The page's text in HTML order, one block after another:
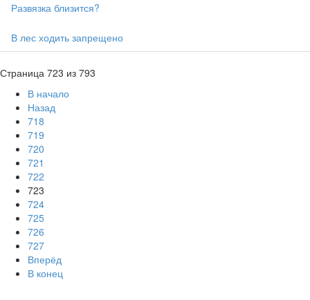
Развязка близится?
В лес ходить запрещено
Страница 723 из 793
В начало
Назад
718
719
720
721
722
723
724
725
726
727
Вперёд
В конец